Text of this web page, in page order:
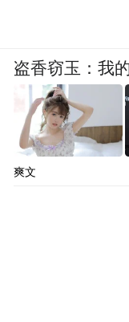
盗香窃玉：我
爽文